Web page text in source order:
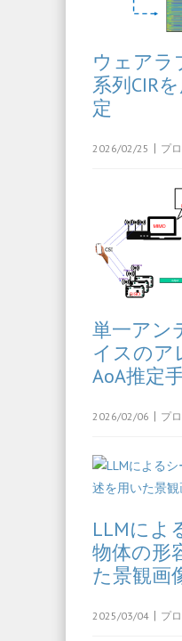
ウェアラ
系列CIR
定
2026/02/25 | プ
単一アン
イスのア
AoA推定
2026/02/06 | プ
LLMによ
物体の形
た景観画
2025/03/04 | プ